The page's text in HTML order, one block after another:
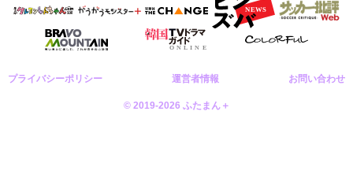
プライバシーポリシー 運営者情報 お問い合わせ
© 2019-2026 ふたまん＋